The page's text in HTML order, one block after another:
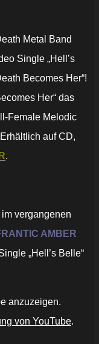
Metal Band
Single „Hell’s
Becomes Her“!
Her“ das
Female Melodic
auf CD,
.
vergangenen
AMBER
„Hell’s Belle“
anzuzeigen.
von YouTube.